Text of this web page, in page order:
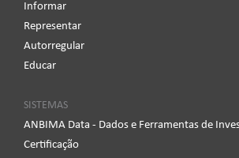
Informar
Representar
Autorregular
Educar
SISTEMAS
ANBIMA Data - Dados e Ferramentas de
Certificação